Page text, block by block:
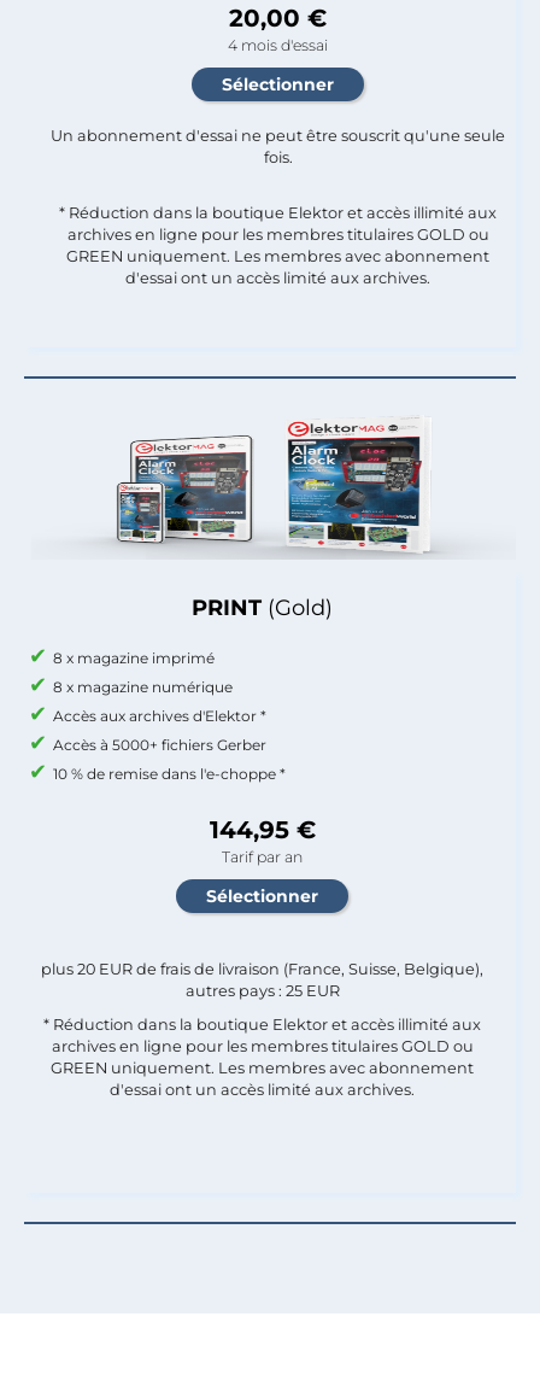
PRINT (Gold)
8 x magazine imprimé
8 x magazine numérique
Accès aux archives d'Elektor *
Accès à 5000+ fichiers Gerber
10 % de remise dans l'e-choppe *
144,95 €
Tarif par an
plus 20 EUR de frais de livraison (France, Suisse, Belgique),
autres pays : 25 EUR
* Réduction dans la boutique Elektor et accès illimité aux
archives en ligne pour les membres titulaires GOLD ou
GREEN uniquement. Les membres avec abonnement
d'essai ont un accès limité aux archives.
20,00 €
4 mois d'essai
Un abonnement d'essai ne peut être souscrit qu'une seule
fois.​
* Réduction dans la boutique Elektor et accès illimité aux
archives en ligne pour les membres titulaires GOLD ou
GREEN uniquement. Les membres avec abonnement
d'essai ont un accès limité aux archives.